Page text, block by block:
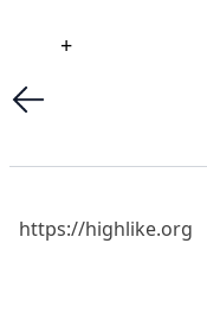
+
https://highlike.org